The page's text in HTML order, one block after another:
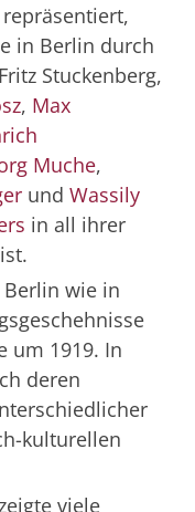
in Berlin durch
Stuckenberg,
, Max
Muche,
undWassily
in all ihrer
Berlin wie in
um 1919. In
deren
kulturellen
viele